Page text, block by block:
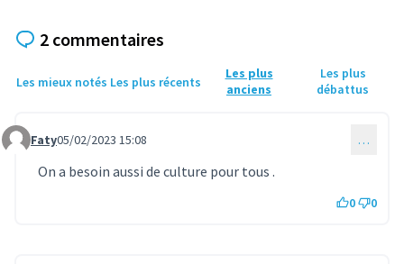
2 commentaires
Les mieux notés Les plus récents
Les plus
anciens
Les plus
débattus
Commentaire 779
Faty05/02/2023 15:08 …
On a besoin aussi de culture pour tous .
0 0